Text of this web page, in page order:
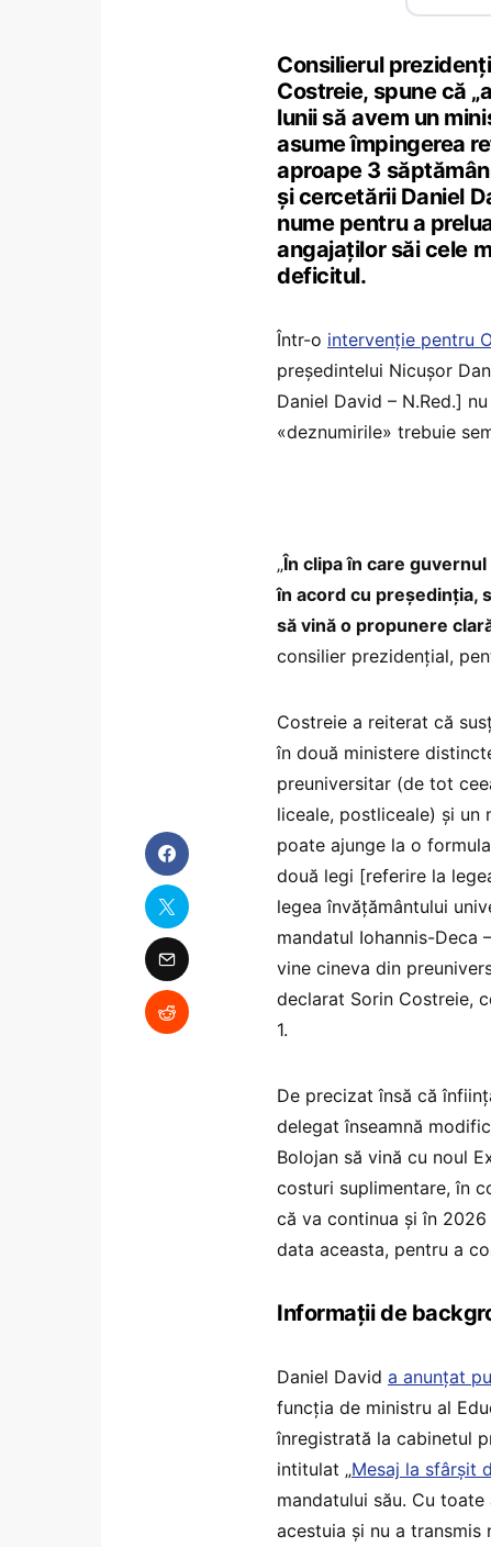
Consilierul
Costreie, spune că
lunii să avem un
asume împingerea
aproape 3
și cercetării Daniel
nume pentru a
angajaților săi cele
deficitul.
Într-o intervenție pentru
președintelui Nicușor
Daniel David – N.Red.]
«deznumirile» trebuie
„În clipa în care
în acord cu președinția,
să vină o propunere
consilier prezidenţial,
Costreie a reiterat că
în două ministere
preuniversitar (de tot
liceale, postliceale) și un
poate ajunge la o
două legi [referire la
legea învățământului
mandatul Iohannis-Deca
vine cineva din
declarat Sorin Costreie,
1.
De precizat însă că
delegat înseamnă
Bolojan să vină cu noul
costuri suplimentare, în
că va continua și în
data aceasta, pentru a
Informații de
Daniel David a anunțat
funcția de ministru al
înregistrată la cabinetul
intitulat „Mesaj la sfârșit
mandatului său. Cu
acestuia și nu a